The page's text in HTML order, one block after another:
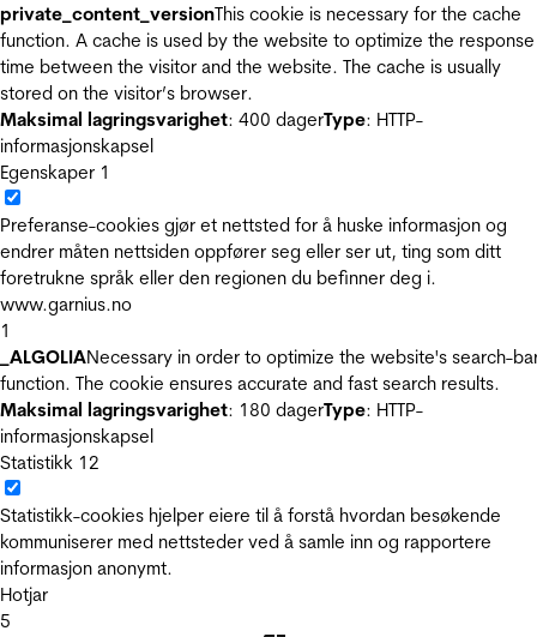
private_content_versionThis cookie is necessary for the cache
function. A cache is used by the website to optimize the response
time between the visitor and the website. The cache is usually
stored on the visitor’s browser.
Maksimal lagringsvarighet: 400 dagerType: HTTP-
informasjonskapsel
Egenskaper 1
Preferanse-cookies gjør et nettsted for å huske informasjon og
endrer måten nettsiden oppfører seg eller ser ut, ting som ditt
foretrukne språk eller den regionen du befinner deg i.
www.garnius.no
1
_ALGOLIANecessary in order to optimize the website's search-
function. The cookie ensures accurate and fast search results.
Maksimal lagringsvarighet: 180 dagerType: HTTP-
informasjonskapsel
Statistikk 12
Statistikk-cookies hjelper eiere til å forstå hvordan besøkende
kommuniserer med nettsteder ved å samle inn og rapportere
informasjon anonymt.
Hotjar
5